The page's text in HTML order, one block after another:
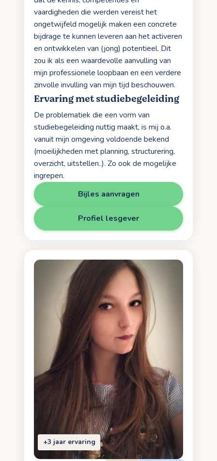
vaardigheden die werden vereist het
ongetwijfeld mogelijk maken een concrete
bijdrage te kunnen leveren aan het activeren
en ontwikkelen van (jong) potentieel. Dit
zou ik als een waardevolle aanvulling van
mijn professionele loopbaan en een verdere
zinvolle invulling van mijn tijd beschouwen.
Ervaring met studiebegeleiding
De problematiek die een vorm van
studiebegeleiding nuttig maakt, is mij o.a.
vanuit mijn omgeving voldoende bekend
(moeilijkheden met planning, structurering,
overzicht, uitstellen..). Zo ook de mogelijke
ingrepen.
Bijles aanvragen
Profiel lesgever
+3 jaar ervaring